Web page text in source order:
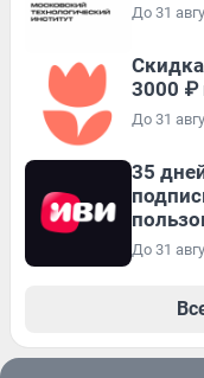
До 31
3000 ₽
До 31
35
До 31